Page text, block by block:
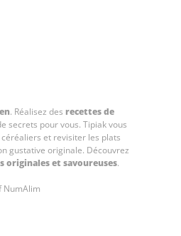
. Réalisez des recettes de
secrets pour vous. Tipiak vous
et revisiter les plats
gustative originale. Découvrez
originales et savoureuses.
NumAlim